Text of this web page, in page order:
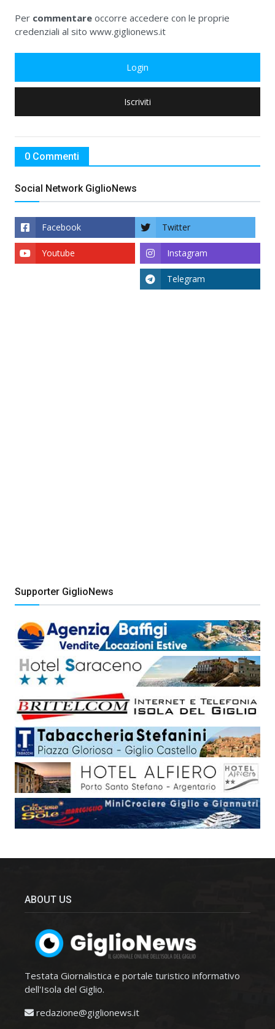
Per commentare occorre accedere con le proprie
credenziali al sito www.giglionews.it
Login
Iscriviti
0 Commenti
Social Network GiglioNews
Facebook Twitter
Instagram
Youtube
Telegram
Supporter GiglioNews
ABOUT US
Testata Giornalistica e portale turistico informativo
dell'Isola del Giglio.
redazione@giglionews.it